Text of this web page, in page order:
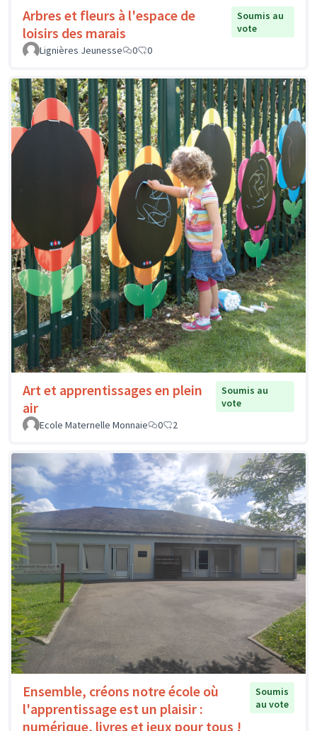
Arbres et fleurs à l'espace de
loisirs des marais
Soumis au
vote
Lignières Jeunesse
0 0
Art et apprentissages en plein
air
Soumis au
vote
Ecole Maternelle Monnaie
0 2
Ensemble, créons notre école où
l'apprentissage est un plaisir :
numérique, livres et jeux pour tous !
Soumis
au vote